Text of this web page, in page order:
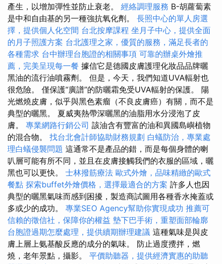
產生，以增加彈性並防止衰老。 經絡調理服務 Β-胡蘿蔔素
是中和自由基的另一種強抗氧化劑。 長照中心的單人房選
擇，提供個人化空間 台北按摩課程 坐月子中心，提供全面
的月子照護方案 台北護理之家，優質的服務，滿足長者的
各種需求 台中辦理台胞證的相關事項 可靠的辦桌外燴推
薦，完美呈現每一餐 據信它是德國皮膚護理化妝品品牌曬
黑油的流行油噴霧劑。 但是，今天，我們知道UVA輻射也
很危險。 僅保護“廣譜”的防曬霜免受UVA輻射的保護。 陽
光燃燒皮膚，似乎與黑色素瘤（不良皮膚癌）有關，而不是
典型的曬黑。 夏威夷熱帶深曬黑的油脂用水分浸泡了皮
膚。 專業網路行銷公司 該油含有豐富的油和異國島嶼植物
的混合物。 找台北會計師協助財務規劃 白蟻防治，專業處
理白蟻侵襲問題 這通常不是產品的錯，而是每個身體的喇
叭層可能有所不同，並且在皮膚接觸我們的衣服的區域，曬
黑也可以更快。 士林撥筋療法 歐式外燴，品味精緻的歐式
餐點 探索buffet外燴價格，選擇最適合的方案 許多人也因
典型的曬黑氣味而感到困擾，製造商試圖用各種香水掩蓋或
多或少的成功。 專業SEO Agency幫助你實現成功 推薦可
信賴的徵信社，保障你的權益 墊下巴手術，重塑面部輪廓
台胞證過期怎麼處理，提供續期辦理建議 這種氣味是與皮
膚上層上氨基酸反應的成分的氣味。 防止過度攪拌，燃
燒，老年景點，攝影。 平價助聽器，提供經濟實惠的助聽